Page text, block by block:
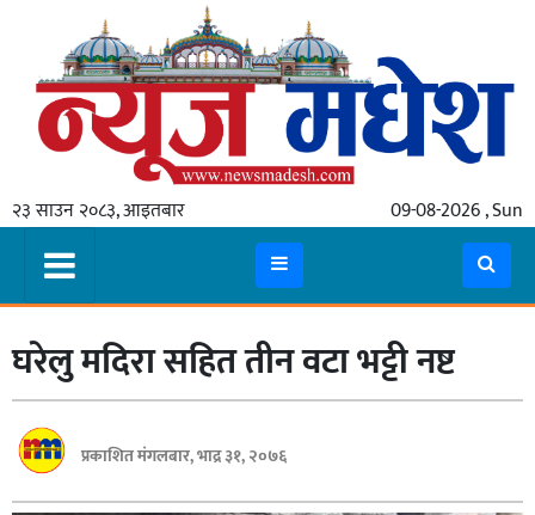
२३ साउन २०८३, आइतबार 09-08-2026 , Sun
गृहपृष्ठ
स्थानीय
प्रदेश
मधेश
प्रदेश
लुम्बिनी
गण्डकी
घरेलु मदिरा सहित तीन वटा भट्टी नष्ट
प्रकाशित मंगलबार, भाद्र ३१, २०७६